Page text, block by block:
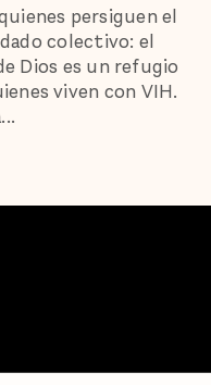
persiguen el
colectivo: el
Dios es un refugio
viven con VIH.